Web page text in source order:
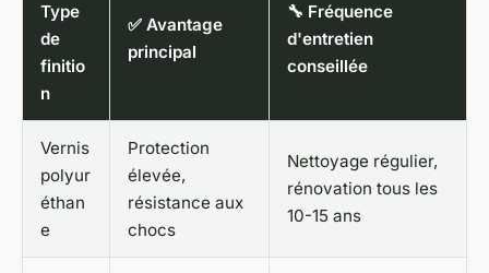
Type
de
finitio
n
✅ Avantage
principal
🔧 Fréquence
d'entretien
conseillée
Vernis
polyur
éthan
e
Protection
élevée,
résistance aux
chocs
Nettoyage régulier,
rénovation tous les
10-15 ans